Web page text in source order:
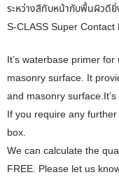
ระหว่างสีทับหน้ากับพื้นผิวดี
S-CLASS Super
It’s waterbase primer
masonry surface. It
and masonry
If you require any
box.
We can calculate the
FREE. Please let us